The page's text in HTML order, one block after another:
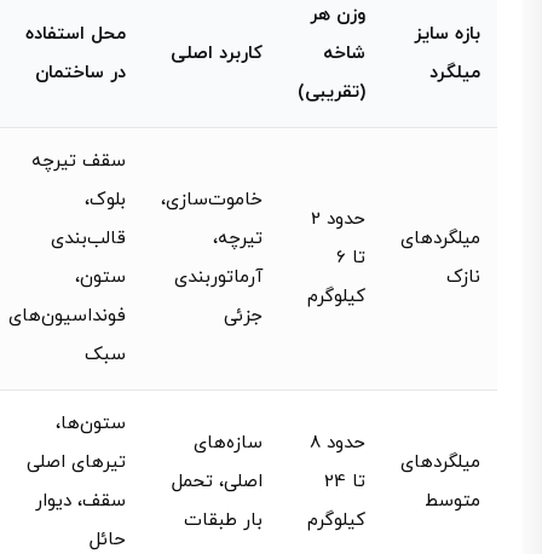
بازه سایز
میلگرد
وزن هر
شاخه
(تقریبی)
کاربرد اصلی
محل استفاده
در ساختمان
میلگردهای
نازک
حدود 2
تا 6
کیلوگرم
خاموت‌سازی،
تیرچه،
آرماتوربندی
جزئی
سقف تیرچه
بلوک،
قالب‌بندی
ستون،
فونداسیون‌های
سبک
میلگردهای
متوسط
حدود 8
تا 24
کیلوگرم
سازه‌های
اصلی، تحمل
بار طبقات
ستون‌ها،
تیرهای اصلی
سقف، دیوار
حائل